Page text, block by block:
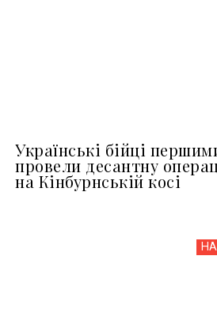
Українські бійці
провели десантну
на Кінбурнській косі